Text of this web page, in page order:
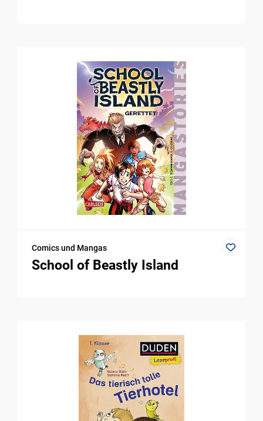
Comics und Mangas
School of Beastly Island